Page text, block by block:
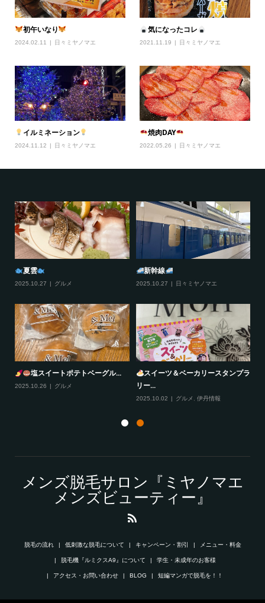
初午いなり
2024.02.11 日々ミヤノマエ
気になったコレ
2021.11.19 日々ミヤノマエ
イルミネーション
2024.11.12 日々ミヤノマエ
焼肉DAY
2022.05.26 日々ミヤノマエ
夏雲
2025.10.27 グルメ
新幹線
2025.10.27 日々ミヤノマエ
塩スイートポテトベーグル...
2025.10.26 グルメ
スイーツ＆ベーカリースタンプラ
リー...
2025.10.02 グルメ , 伊丹情報
メンズ脱毛サロン『ミヤノマエ
メンズビューティー』
脱毛の流れ 低刺激な脱毛について キャンペーン・割引 メニュー・料金
脱毛機『ルミクスA9』について 学生・未成年のお客様
アクセス・お問い合わせ BLOG 短編マンガで脱毛を！！